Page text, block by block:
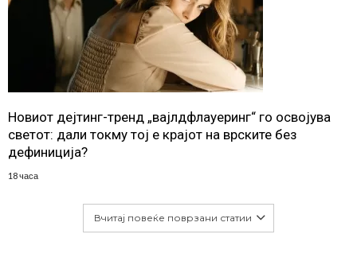
Новиот дејтинг-тренд „вајлдфлауеринг“ го освојува
светот: дали токму тој е крајот на врските без
дефиниција?
18 часа
Вчитај повеќе поврзани статии